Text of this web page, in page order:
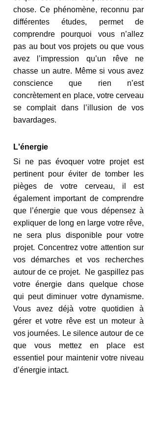
chose. Ce phénomène, reconnu par
différentes études, permet de
comprendre pourquoi vous n’allez
pas au bout vos projets ou que vous
avez l’impression qu’un rêve ne
chasse un autre. Même si vous avez
conscience que rien n’est
concrètement en place, votre cerveau
se complait dans l’illusion de vos
bavardages.
L'énergie
Si ne pas évoquer votre projet est
pertinent pour éviter de tomber les
pièges de votre cerveau, il est
également important de comprendre
que l’énergie que vous dépensez à
expliquer de long en large votre rêve,
ne sera plus disponible pour votre
projet. Concentrez votre attention sur
vos démarches et vos recherches
autour de ce projet.  Ne gaspillez pas
votre énergie dans quelque chose
qui peut diminuer votre dynamisme.
Vous avez déjà votre quotidien à
gérer et votre rêve est un moteur à
vos journées. Le silence autour de ce
que vous mettez en place est
essentiel pour maintenir votre niveau
d’énergie intact.